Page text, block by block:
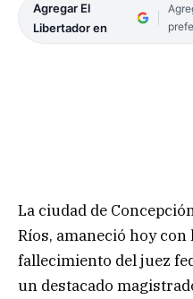
Agregar El
Libertador en
La ciudad de
Ríos, amaneció hoy
fallecimiento del juez
un destacado